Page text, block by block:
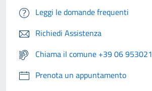
Leggi le domande frequenti
Richiedi Assistenza
Chiama il comune +39 06 953021
Prenota un appuntamento